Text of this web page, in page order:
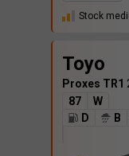
Stock
Toyo
Proxes TR1
87
W
D
B